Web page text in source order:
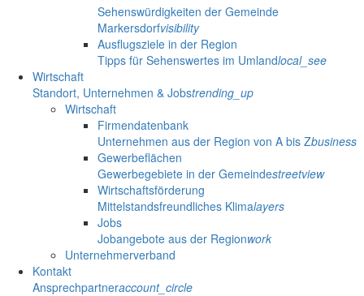
Sehenswürdigkeiten der Gemeinde
Markersdorfvisibility
Ausflugsziele in der Region
Tipps für Sehenswertes im Umlandlocal_see
Wirtschaft
Standort, Unternehmen & Jobstrending_up
Wirtschaft
Firmendatenbank
Unternehmen aus der Region von A bis Zbusiness
Gewerbeflächen
Gewerbegebiete in der Gemeindestreetview
Wirtschaftsförderung
Mittelstandsfreundliches Klimalayers
Jobs
Jobangebote aus der Regionwork
Unternehmerverband
Kontakt
Ansprechpartneraccount_circle